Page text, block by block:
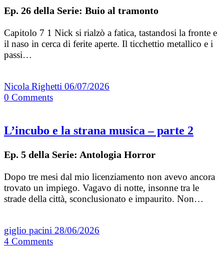
Ep. 26 della Serie: Buio al tramonto
Capitolo 7 1 Nick si rialzò a fatica, tastandosi la fronte e
il naso in cerca di ferite aperte. Il ticchettio metallico e i
passi…
Nicola Righetti 06/07/2026
0 Comments
L’incubo e la strana musica – parte 2
Ep. 5 della Serie: Antologia Horror
Dopo tre mesi dal mio licenziamento non avevo ancora
trovato un impiego. Vagavo di notte, insonne tra le
strade della città, sconclusionato e impaurito. Non…
giglio pacini 28/06/2026
4 Comments